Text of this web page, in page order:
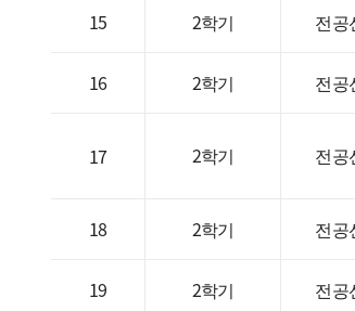
15 2학기 전공
16 2학기 전공
17 2학기 전공
18 2학기 전공
19 2학기 전공